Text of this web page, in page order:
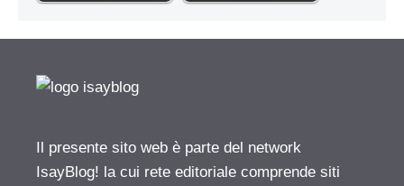
Il presente sito web è parte del network
IsayBlog! la cui rete editoriale comprende siti